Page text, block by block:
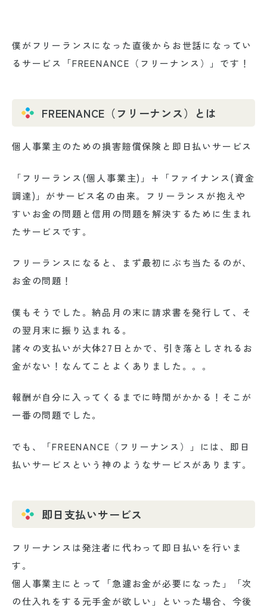
僕がフリーランスになった直後からお世話になってい
るサービス
「FREENANCE（フリーナンス）」 です！
FREENANCE（フリーナンス）とは
個人事業主のための損害賠償保険と即日払いサービス
「フリーランス(個人事業主)」+「ファイナンス(資金
調達)」がサービス名の由来。フリーランスが抱えや
すいお金の問題と信用の問題を解決するために生まれ
たサービスです。
フリーランスになると、まず最初にぶち当たるのが、
お金の問題！
僕もそうでした。納品月の末に請求書を発行して、そ
の翌月末に振り込まれる。
諸々の支払いが大体27日とかで、引き落としされるお
金がない！なんてことよくありました。。。
報酬が自分に入ってくるまでに時間がかかる！そこが
一番の問題でした。
でも、「FREENANCE（フリーナンス）」には、 即日
払いサービス という神のようなサービスがあります。
即日支払いサービス
フリーナンスは発注者に代わって即日払いを行いま
す。
個人事業主にとって「急遽お金が必要になった」「次
の仕入れをする元手金が欲しい」といった場合、今後